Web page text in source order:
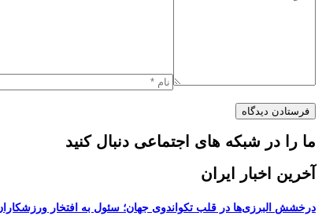
ما را در شبکه های اجتماعی دنبال کنید
آخرین اخبار ایران
درخشش البرزی‌ها در قلب تکواندوی جهان؛ سئول به افتخار ورزشکاران